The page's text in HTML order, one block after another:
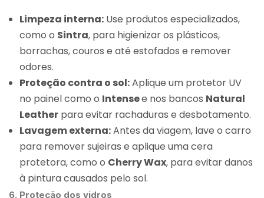
Limpeza interna: Use produtos especializados,
como o Sintra, para higienizar os plásticos,
borrachas, couros e até estofados e remover
odores.
Proteção contra o sol:Aplique um protetor UV
no painel como o Intensee nos bancos Natural
Leather para evitar rachaduras e desbotamento.
Lavagem externa:Antes da viagem, lave o carro
para remover sujeiras e aplique uma cera
protetora, como o Cherry Wax, para evitar danos
à pintura causados pelo sol.
6. Proteção dos vidros